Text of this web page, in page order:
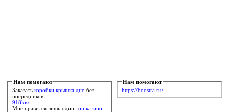
Нам помогают
Заказатькоробки крышка дно без
посредников
918kiss
Мне нравится лишь одинтоп казино
Нам помогают
https://boostra.ru/